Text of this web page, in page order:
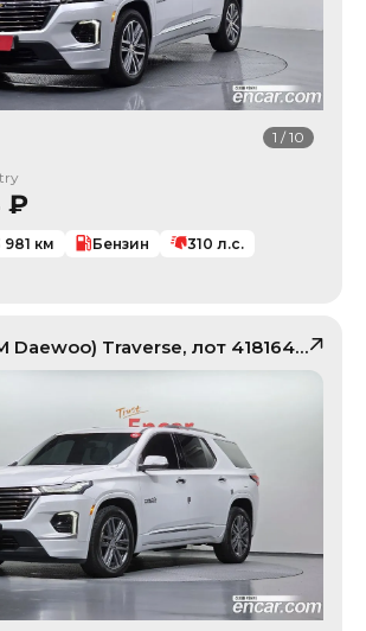
1 /10
₽
981 км Бензин 310 л.с.
Daewoo) Traverse, лот 41816434